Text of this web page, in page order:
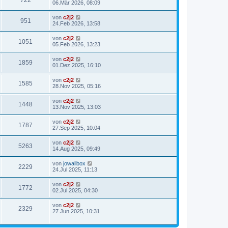
06.Mär 2026, 08:09
951 von c2j2
24.Feb 2026, 13:58
1051 von c2j2
05.Feb 2026, 13:23
1859 von c2j2
01.Dez 2025, 16:10
1585 von c2j2
28.Nov 2025, 05:16
1448 von c2j2
13.Nov 2025, 13:03
1787 von c2j2
27.Sep 2025, 10:04
5263 von c2j2
14.Aug 2025, 09:49
2229 von jowallbox
24.Jul 2025, 11:13
1772 von c2j2
02.Jul 2025, 04:30
2329 von c2j2
27.Jun 2025, 10:31